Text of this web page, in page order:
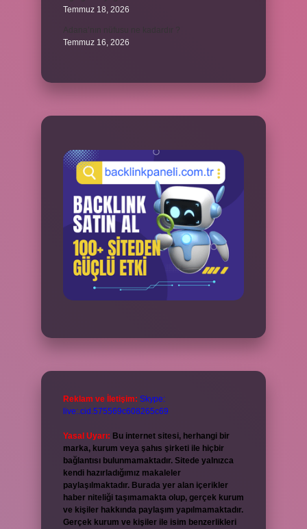
Temmuz 18, 2026
Temmuz 16, 2026
Reklam ve İletişim: Skype:
live:.cid.575569c608265c69
Yasal Uyarı: Bu internet sitesi, herhangi bir
marka, kurum veya şahıs şirketi ile hiçbir
bağlantısı bulunmamaktadır. Sitede yalnızca
kendi hazırladığımız makaleler
paylaşılmaktadır. Burada yer alan içerikler
haber niteliği taşımamakta olup, gerçek kurum
ve kişiler hakkında paylaşım yapılmamaktadır.
Gerçek kurum ve kişiler ile isim benzerlikleri